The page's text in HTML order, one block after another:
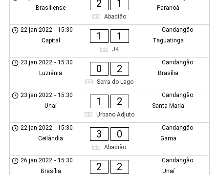
Brasiliense
2 1
Paranoá
Abadião
Candangão
22 jan 2022 - 15:30
Capital
1 1
Taguatinga
JK
Candangão
23 jan 2022 - 15:30
Luziânia
0 2
Brasília
Serra do Lago
Candangão
23 jan 2022 - 15:30
Unaí
1 2
Santa Maria
Urbano Adjuto
Candangão
22 jan 2022 - 15:30
Ceilândia
3 0
Gama
Abadião
Candangão
26 jan 2022 - 15:30
Brasília
2 2
Unaí